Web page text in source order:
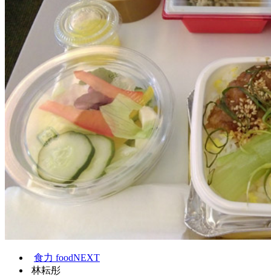
食力 foodNEXT
林耘彤